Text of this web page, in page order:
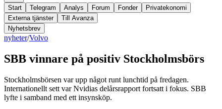
Start Telegram Analys Forum Fonder
Privatekonomi
Externa tjänster
Till Avanza
Nyhetsbrev
nyheter/Volvo
SBB vinnare på positiv Stockholmsbörs
Stockholmsbörsen var upp något runt lunchtid på fredagen.
Internationellt sett var Nvidias delårsrapport fortsatt i fokus. SBB
lyfte i samband med ett insynsköp.